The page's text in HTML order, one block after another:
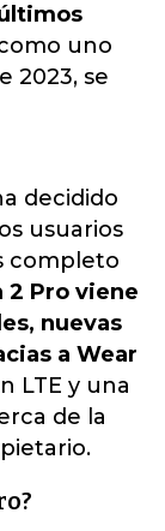
uno
2023, se
decidido
usuarios
completo
2 Pro viene
nuevas
a Wear
LTE y una
de la